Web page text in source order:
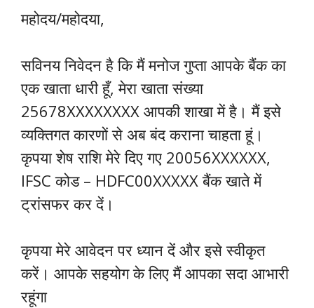
महोदय/महोदया,
सविनय निवेदन है कि मैं मनोज गुप्ता आपके बैंक का
एक खाता धारी हूँ, मेरा खाता संख्या
25678XXXXXXXX आपकी शाखा में है। मैं इसे
व्यक्तिगत कारणों से अब बंद कराना चाहता हूं।
कृपया शेष राशि मेरे दिए गए 20056XXXXXX,
IFSC कोड – HDFC00XXXXX बैंक खाते में
ट्रांसफर कर दें।
कृपया मेरे आवेदन पर ध्यान दें और इसे स्वीकृत
करें। आपके सहयोग के लिए मैं आपका सदा आभारी
रहूंगा